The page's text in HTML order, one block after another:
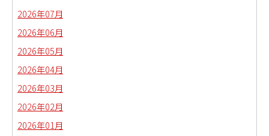
2026年07月
2026年06月
2026年05月
2026年04月
2026年03月
2026年02月
2026年01月